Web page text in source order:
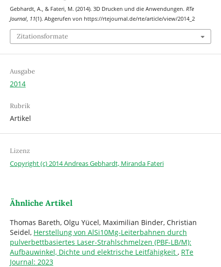
Gebhardt, A., & Fateri, M. (2014). 3D Drucken und die Anwendungen. RTe
Journal, 11(1). Abgerufen von https://rtejournal.de/rte/article/view/2014_2
Zitationsformate
Ausgabe
2014
Rubrik
Artikel
Lizenz
Copyright (c) 2014 Andreas Gebhardt, Miranda Fateri
Ähnliche Artikel
Thomas Bareth, Olgu Yücel, Maximilian Binder, Christian
Seidel, Herstellung von AlSi10Mg-Leiterbahnen durch
pulverbettbasiertes Laser-Strahlschmelzen (PBF-LB/M):
Aufbauwinkel, Dichte und elektrische Leitfähigkeit , RTe
Journal: 2023